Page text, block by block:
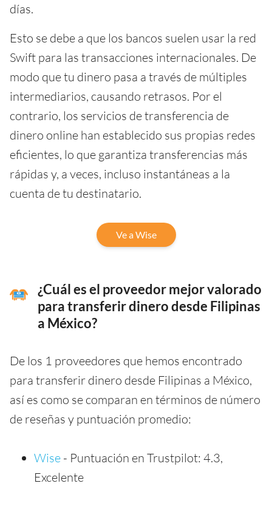
días.
Esto se debe a que los bancos suelen usar la red
Swift para las transacciones internacionales. De
modo que tu dinero pasa a través de múltiples
intermediarios, causando retrasos. Por el
contrario, los servicios de transferencia de
dinero online han establecido sus propias redes
eficientes, lo que garantiza transferencias más
rápidas y, a veces, incluso instantáneas a la
cuenta de tu destinatario.
Ve a Wise
¿Cuál es el proveedor mejor valorado
para transferir dinero desde Filipinas
a México?
De los 1 proveedores que hemos encontrado
para transferir dinero desde Filipinas a México,
así es como se comparan en términos de número
de reseñas y puntuación promedio:
Wise - Puntuación en Trustpilot: 4.3,
Excelente